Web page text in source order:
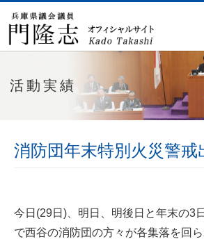
活動実績
消防団年末特別火災警戒
今日(29日)、明日、明後日と年末の3
で西谷の消防団の方々が各集落を回ら